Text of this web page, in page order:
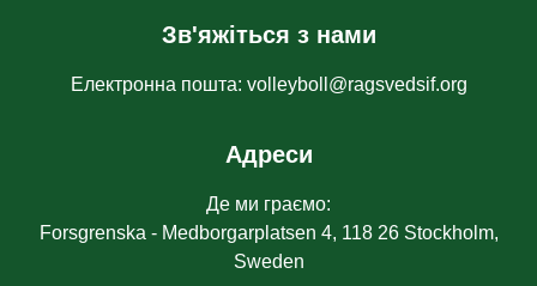
Зв'яжіться з нами
Електронна пошта: volleyboll@ragsvedsif.org
Адреси
Де ми граємо:
Forsgrenska - Medborgarplatsen 4, 118 26 Stockholm,
Sweden